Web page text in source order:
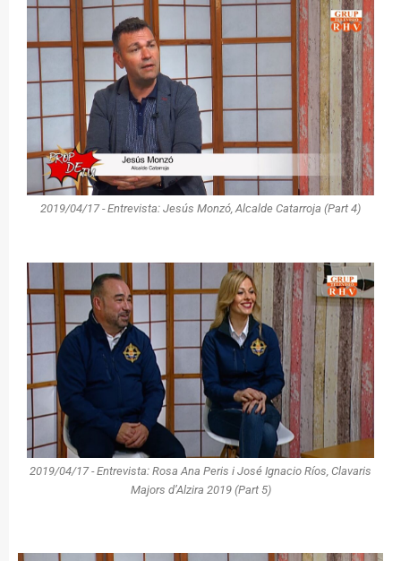
2019/04/17 - Entrevista: Jesús Monzó, Alcalde Catarroja (Part 4)
2019/04/17 - Entrevista: Rosa Ana Peris i José Ignacio Ríos, Clavaris
Majors d’Alzira 2019 (Part 5)